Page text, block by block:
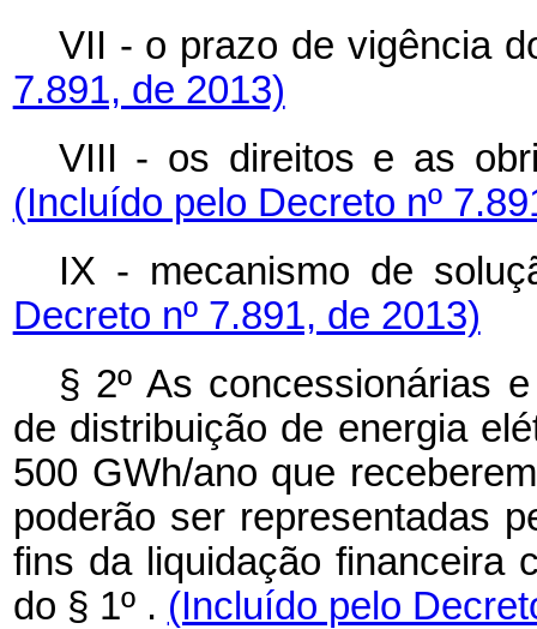
VII - o prazo de vigência
7.891, de 2013)
VIII - os direitos e as
(Incluído pelo Decreto nº
IX - mecanismo de
Decreto nº 7.891, de 2013)
§ 2º As concessionárias
de distribuição de energia
500 GWh/ano que
poderão ser representadas
fins da liquidação financeira
do § 1º . (Incluído pelo